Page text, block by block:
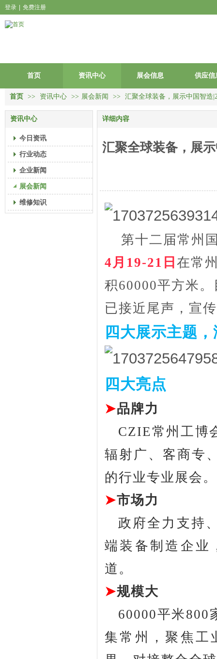
登录 免费注册
首页 资讯中心 展会信息 供应信
首页 >> 资讯中心 >> 展会新闻 >> 汇聚全球装备，展示中国智造
资讯中心
今日资讯
行业动态
企业新闻
展会新闻
维修知识
详细内容
汇聚全球装备，展
第十二届常州
4月19-21日 在常
积60000平方米
已接近尾声，宣
四大展示主题
四大亮点
➤品牌力
CZIE常州工博
辐射广、客商专
的行业专业展会。
➤市场力
政府全力支持
端装备制造企业
道。
➤规模大
60000平米800
集常州，聚焦工